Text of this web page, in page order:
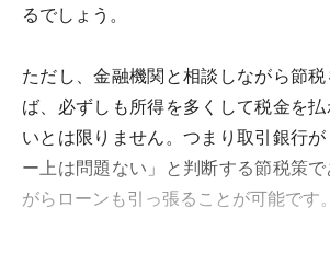
るでしょう。
ただし、金融機関と相談しながら節
ば、必ずしも所得を多くして税金を
いとは限りません。つまり取引銀行
ー上は問題ない」と判断する節税策
がらローンも引っ張ることが可能です。